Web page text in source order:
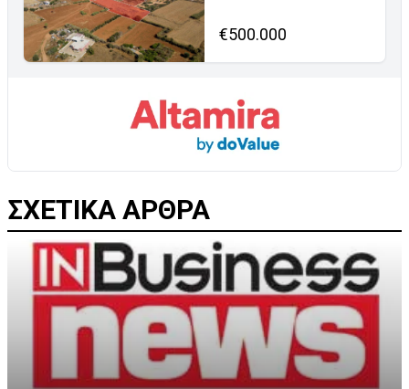
€500.000
ΣΧΕΤΙΚΑ ΑΡΘΡΑ